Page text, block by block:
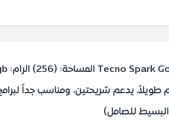
للصامل)